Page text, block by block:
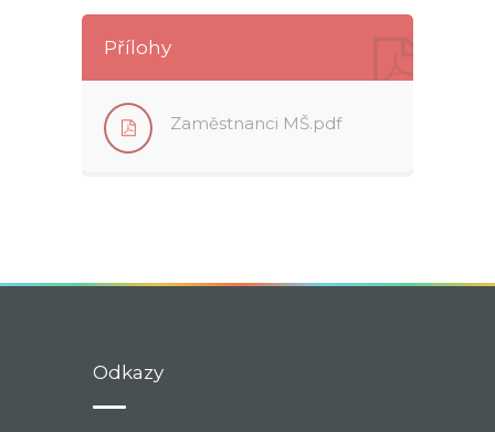
Přílohy
Zaměstnanci MŠ.pdf
Odkazy